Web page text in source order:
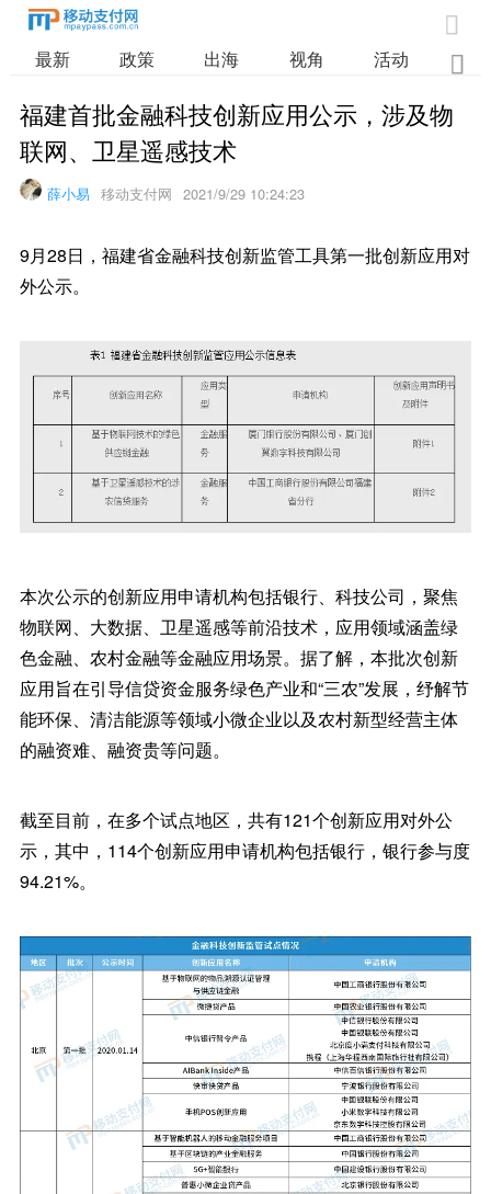

最新 政策 出海 视角 活动 业

福建首批金融科技创新应用公示，涉及物
联网、卫星遥感技术
薛小易 移动支付网 2021/9/29 10:24:23
9月28日，福建省金融科技创新监管工具第一批创新应用对
外公示。
本次公示的创新应用申请机构包括银行、科技公司，聚焦
物联网、大数据、卫星遥感等前沿技术，应用领域涵盖绿
色金融、农村金融等金融应用场景。据了解，本批次创新
应用旨在引导信贷资金服务绿色产业和“三农”发展，纾解节
能环保、清洁能源等领域小微企业以及农村新型经营主体
的融资难、融资贵等问题。
截至目前，在多个试点地区，共有121个创新应用对外公
示，其中，114个创新应用申请机构包括银行，银行参与度
94.21%。